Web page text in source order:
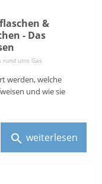
&
- Das
rund ums Gas
werden, welche
und wie sie
search weiterlesen